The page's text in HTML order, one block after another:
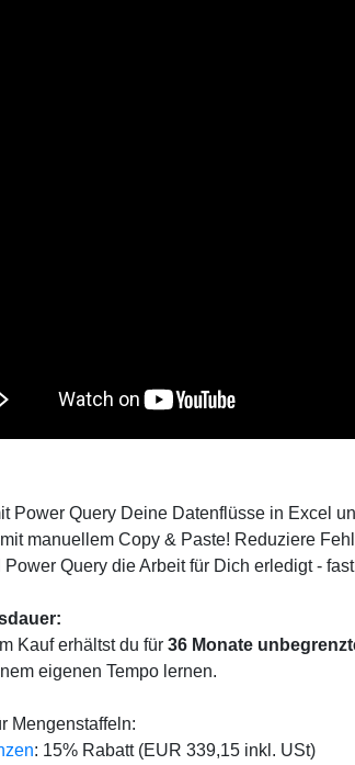
Power Query Deine Datenflüsse in Excel
manuellem Copy & Paste! Reduziere
Power Query die Arbeit für Dich erledigt -
Kauf erhältst du für 36 Monate
eigenen Tempo lernen.
Mengenstaffeln:
: 15% Rabatt (EUR 339,15 inkl. USt)